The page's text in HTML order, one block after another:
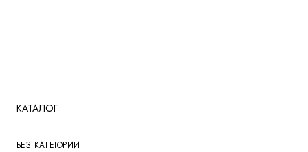
КАТАЛОГ
БЕЗ КАТЕГОРИИ